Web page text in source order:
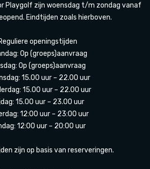
Playgolf zijn woensdag t/m zondag vanaf
Eindtijden zoals hierboven.
openingstijden
Op (groeps)aanvraag
Op (groeps)aanvraag
15.00 uur – 22.00 uur
15.00 uur – 22.00 uur
15.00 uur – 23.00 uur
12:00 uur – 23:00 uur
12:00 uur – 20:00 uur
zijn op basis van reserveringen.